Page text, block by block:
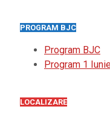
PROGRAM BJC
Program BJC
Program 1
LOCALIZARE